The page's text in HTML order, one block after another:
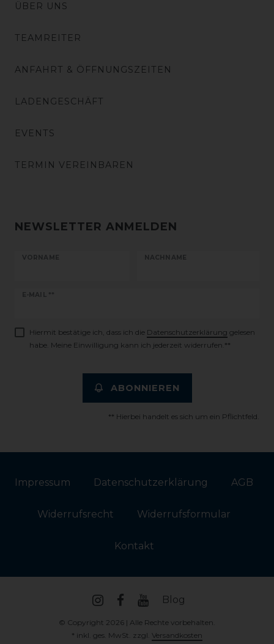
ÜBER UNS
TEAMREITER
ANFAHRT & ÖFFNUNGSZEITEN
LADENGESCHÄFT
EVENTS
TERMIN VEREINBAREN
NEWSLETTER ANMELDEN
VORNAME NACHNAME
E-MAIL **
Newsletter
Hiermit bestätige ich, dass ich die Daten­schutz­erklärung gelesen
habe. Meine Einwilligung kann ich jederzeit widerrufen.**
ABONNIEREN
** Hierbei handelt es sich um ein Pflichtfeld.
Impressum Daten­schutz­erklärung AGB
Widerrufs­recht Widerrufs­formular
Kontakt
Blog
© Copyright 2026 | Alle Rechte vorbehalten.
* inkl. ges. MwSt. zzgl. Versandkosten